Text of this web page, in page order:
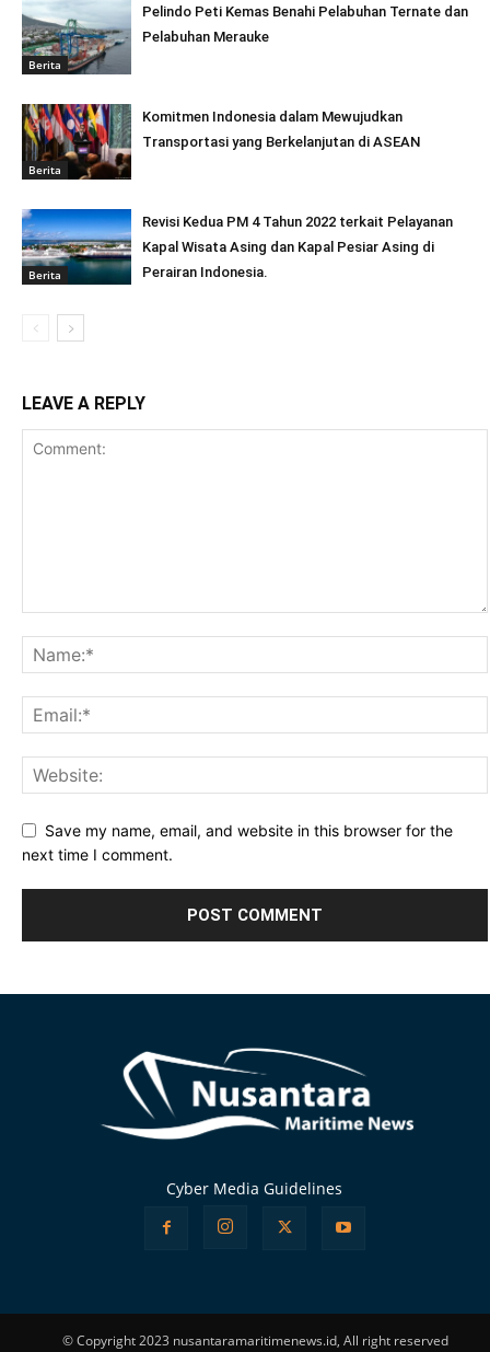
Berita
Pelindo Peti Kemas Benahi Pelabuhan Ternate dan
Pelabuhan Merauke
Berita
Komitmen Indonesia dalam Mewujudkan
Transportasi yang Berkelanjutan di ASEAN
Berita
Revisi Kedua PM 4 Tahun 2022 terkait Pelayanan
Kapal Wisata Asing dan Kapal Pesiar Asing di
Perairan Indonesia.
LEAVE A REPLY
Save my name, email, and website in this browser for the
next time I comment.
Cyber Media Guidelines
© Copyright 2023 nusantaramaritimenews.id, All right reserved